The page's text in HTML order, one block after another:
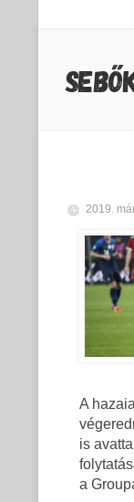
2019.
A
is
a